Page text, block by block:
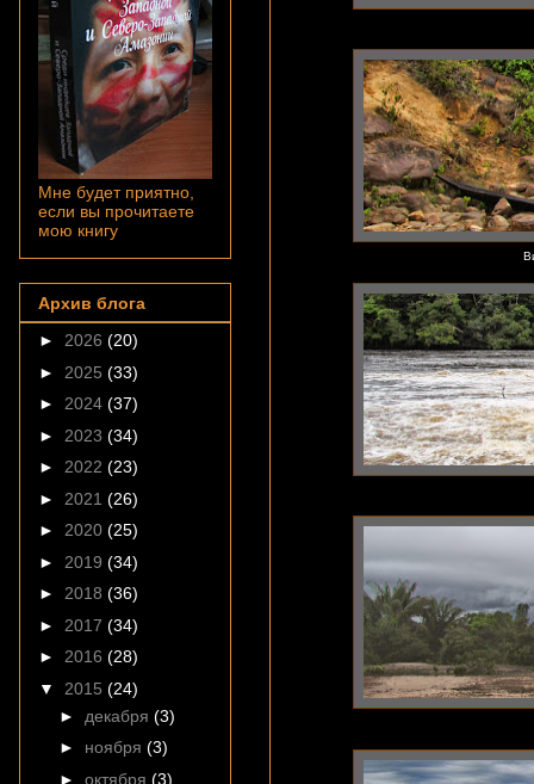
Мне будет приятно,
если вы прочитаете
мою книгу
Архив блога
► 2026 (20)
► 2025 (33)
► 2024 (37)
► 2023 (34)
► 2022 (23)
► 2021 (26)
► 2020 (25)
► 2019 (34)
► 2018 (36)
► 2017 (34)
► 2016 (28)
▼ 2015 (24)
► декабря (3)
► ноября (3)
► октября (3)